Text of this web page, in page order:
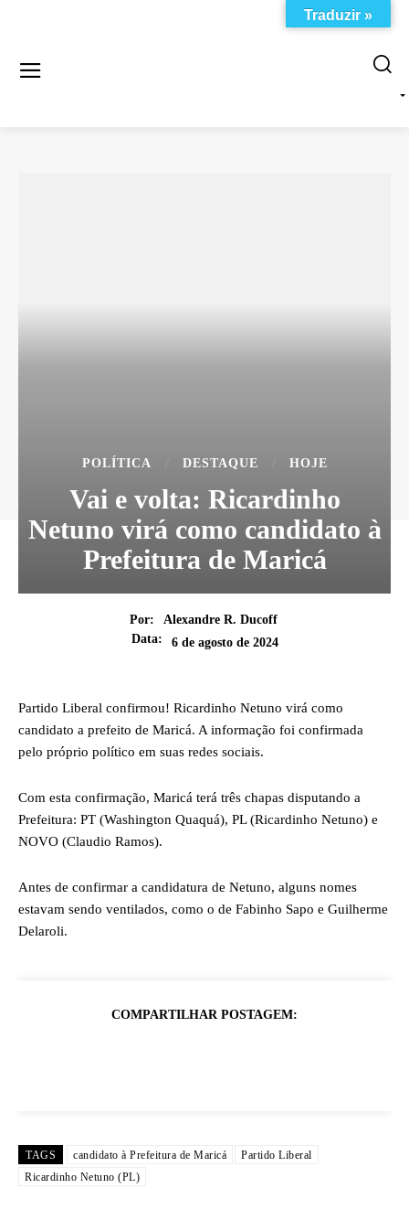
POLÍTICA DESTAQUE HOJE
Vai e volta: Ricardinho
Netuno virá como candidato à
Prefeitura de Maricá
Por:
Alexandre R. Ducoff
Data:
6 de agosto de 2024
Partido Liberal confirmou! Ricardinho Netuno virá como
candidato a prefeito de Maricá. A informação foi confirmada
pelo próprio político em suas redes sociais.
Com esta confirmação, Maricá terá três chapas disputando a
Prefeitura: PT (Washington Quaquá), PL (Ricardinho Netuno) e
NOVO (Claudio Ramos).
Antes de confirmar a candidatura de Netuno, alguns nomes
estavam sendo ventilados, como o de Fabinho Sapo e Guilherme
Delaroli.
COMPARTILHAR POSTAGEM:
TAGS candidato à Prefeitura de Maricá
Partido Liberal
Ricardinho Netuno (PL)
Traduzir »